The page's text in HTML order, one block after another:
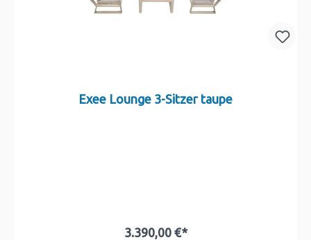
Exee Lounge 3-Sitzer taupe
3.390,00 €*